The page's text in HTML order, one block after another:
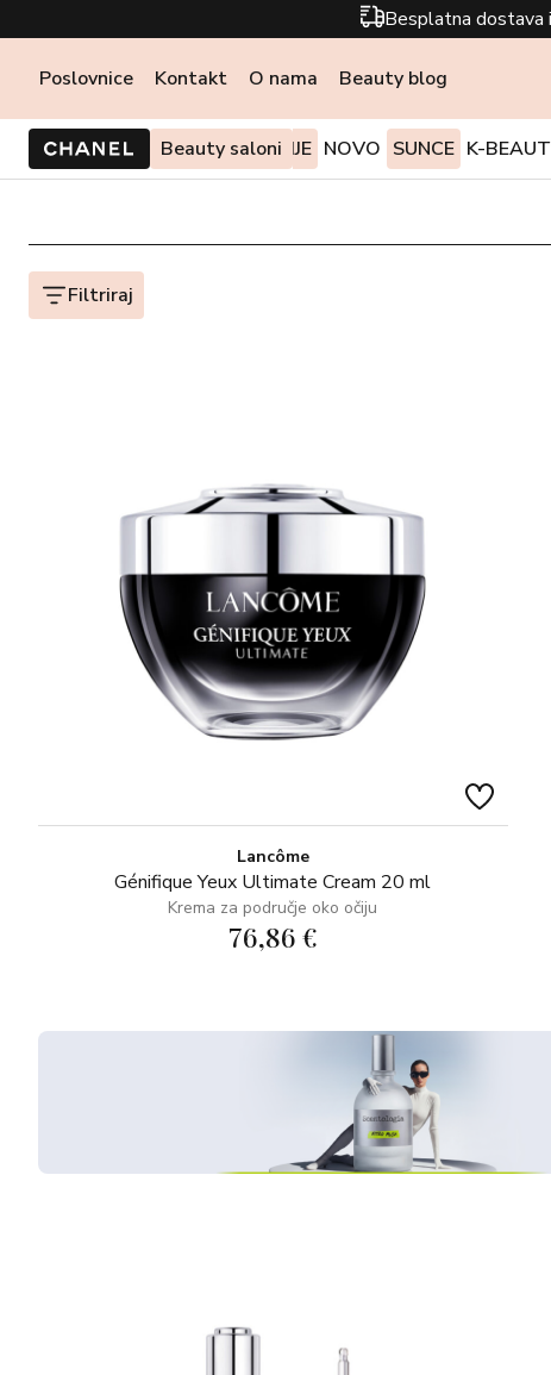
Besplatna dostava
Poslovnice Kontakt O nama Beauty blog
Beauty saloni
PONUDE I AKCIJE NOVO SUNCE K-
Filtriraj
Lancôme
Génifique Yeux Ultimate Cream 20 ml
Krema za područje oko očiju
76,86 €